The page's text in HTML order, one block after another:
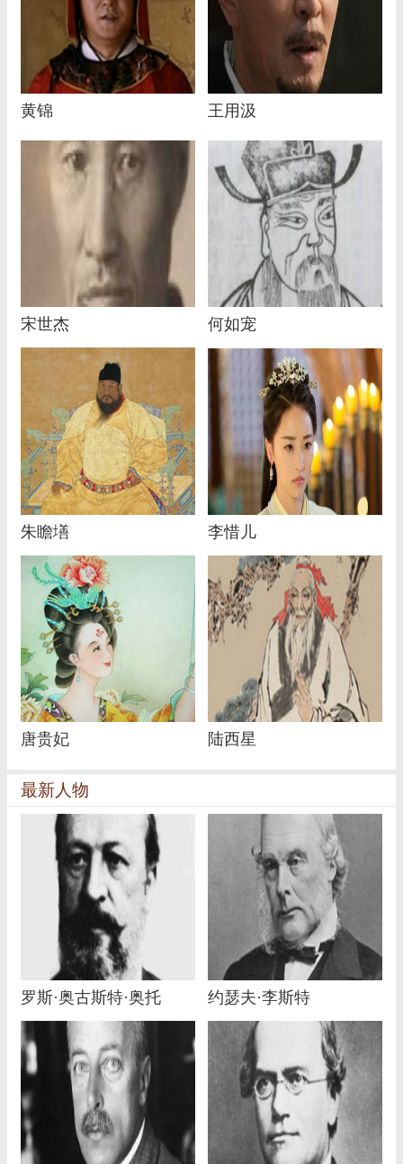
黄锦 王用汲
宋世杰 何如宠
朱瞻墡 李惜儿
唐贵妃 陆西星
最新人物
罗斯·奥古斯特·奥托 约瑟夫·李斯特